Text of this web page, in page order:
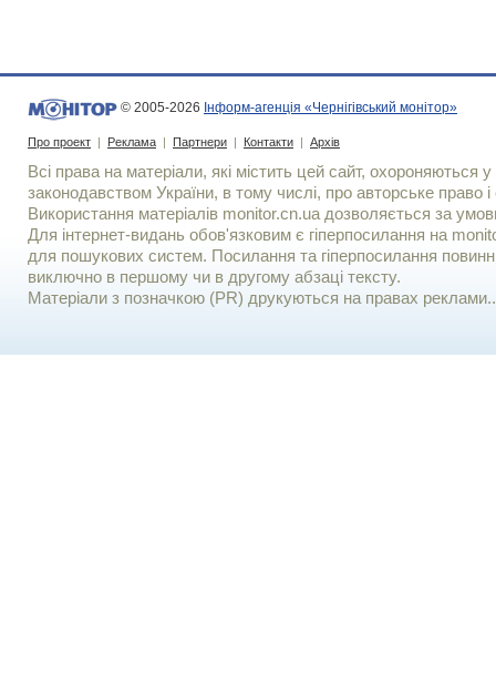
© 2005-2026 Інформ-агенція «Чернігівський монітор»
Про проект | Реклама | Партнери | Контакти | Архів
Всі права на матеріали, які містить цей сайт, охороняються у
законодавством України, в тому числі, про авторське право і
Використання матерiалiв monitor.cn.ua дозволяється за
Для iнтернет-видань обов'язковим є гiперпосилання на
для пошукових систем. Посилання та гіперпосилання
виключно в першому чи в другому абзаці тексту.
Матеріали з позначкою (PR) друкуються на правах реклами..